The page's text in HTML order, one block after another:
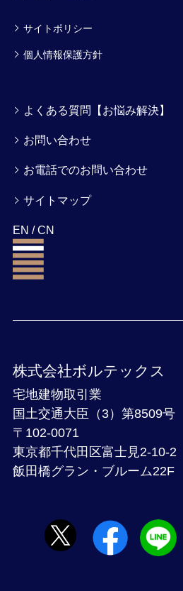
サイトポリシー
個人情報保護方針
よくある質問【お悩み解決】
お問い合わせ
お電話でのお問い合わせ
サイトマップ
EN /CN
株式会社ボルテックス
宅地建物取引業
国土交通大臣（3）第8509号
〒102-0071
東京都千代田区富士見2-10-2
飯田橋グラン・ブルーム22F